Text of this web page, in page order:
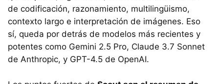
de codificación, razonamiento, multilingüismo,
contexto largo e interpretación de imágenes. Eso
sí, queda por detrás de modelos más recientes y
potentes como Gemini 2.5 Pro, Claude 3.7 Sonnet
de Anthropic, y GPT-4.5 de OpenAI.